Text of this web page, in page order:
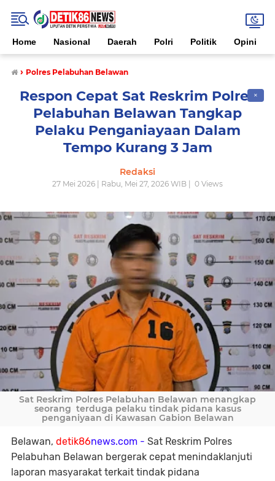
Home Nasional Daerah Polri Politik Opini
› Polres Pelabuhan Belawan
✕
Respon Cepat Sat Reskrim Polres
Pelabuhan Belawan Tangkap
Pelaku Penganiayaan Dalam
Tempo Kurang 3 Jam
Redaksi
27 Mei 2026 | Rabu, Mei 27, 2026 WIB | 0 Views
Sat Reskrim Polres Pelabuhan Belawan menangkap
seorang terduga pelaku tindak pidana kasus
penganiyaan di Kawasan Gabion Belawan
Belawan, detik86news.com - Sat Reskrim Polres
Pelabuhan Belawan bergerak cepat menindaklanjuti
laporan masyarakat terkait tindak pidana